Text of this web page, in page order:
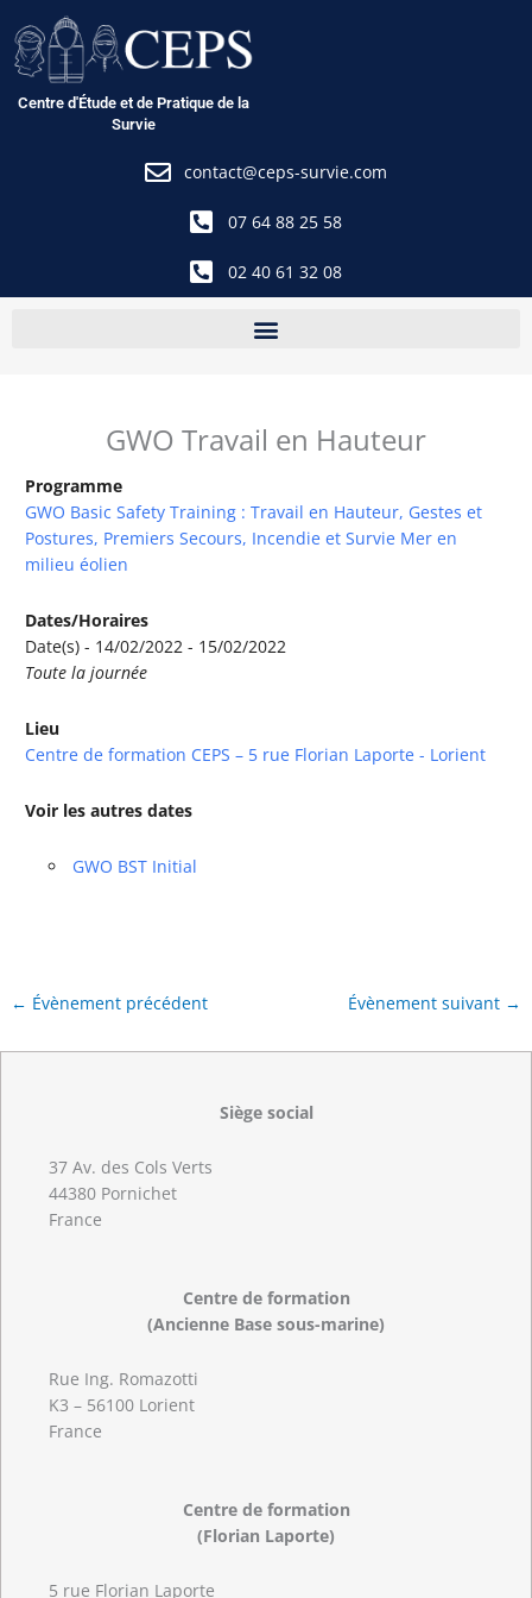
au
contenu
Centre d'Étude et de Pratique de la
Survie
contact@ceps-survie.com
07 64 88 25 58
02 40 61 32 08
GWO Travail en Hauteur
Programme
GWO Basic Safety Training : Travail en Hauteur, Gestes et
Postures, Premiers Secours, Incendie et Survie Mer en
milieu éolien
Dates/Horaires
Date(s) - 14/02/2022 - 15/02/2022
Toute la journée
Lieu
Centre de formation CEPS – 5 rue Florian Laporte - Lorient
Voir les autres dates
GWO BST Initial
← Évènement précédent Évènement suivant →
Siège social
37 Av. des Cols Verts
44380 Pornichet
France
Centre de formation
(Ancienne Base sous-marine)
Rue Ing. Romazotti
K3 – 56100 Lorient
France
Centre de formation
(Florian Laporte)
5 rue Florian Laporte